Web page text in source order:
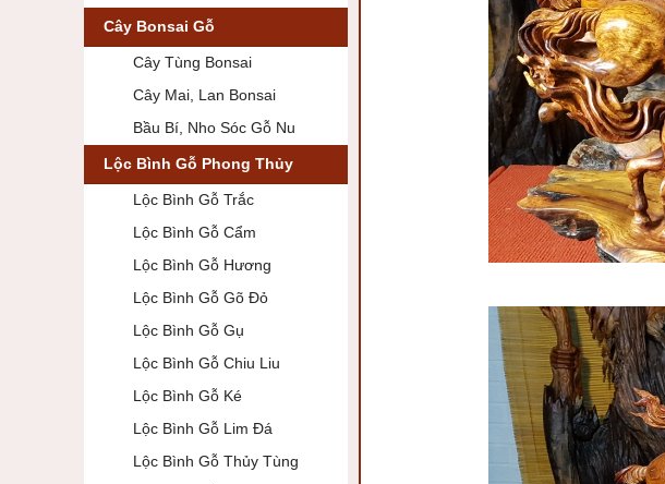
Cây Bonsai Gỗ
Cây Tùng Bonsai
Cây Mai, Lan Bonsai
Bầu Bí, Nho Sóc Gỗ Nu
Lộc Bình Gỗ Phong Thủy
Lộc Bình Gỗ Trắc
Lộc Bình Gỗ Cẩm
Lộc Bình Gỗ Hương
Lộc Bình Gỗ Gõ Đỏ
Lộc Bình Gỗ Gụ
Lộc Bình Gỗ Chiu Liu
Lộc Bình Gỗ Ké
Lộc Bình Gỗ Lim Đá
Lộc Bình Gỗ Thủy Tùng